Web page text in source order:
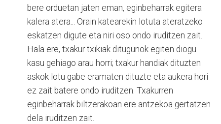
bere orduetan jaten eman, eginbeharrak egitera
kalera atera... Orain katearekin lotuta ateratzeko
eskatzen digute eta niri oso ondo iruditzen zait.
Hala ere, txakur txikiak ditugunok egiten diogu
kasu gehiago arau horri; txakur handiak dituzten
askok lotu gabe eramaten dituzte eta aukera hori
ez zait batere ondo iruditzen. Txakurren
eginbeharrak biltzerakoan ere antzekoa gertatzen
dela iruditzen zait.